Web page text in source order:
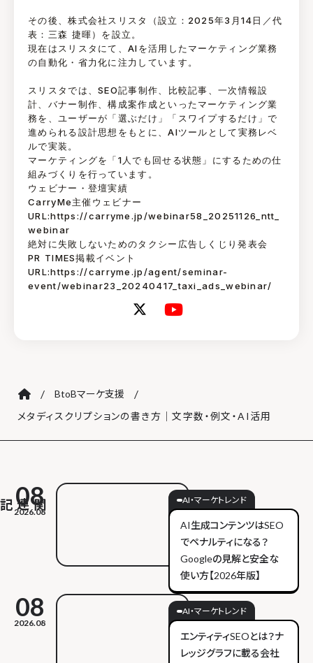
その後、株式会社スリスタ（設立：2025年3月14日／代
表：三森 捷暉）を設立。
現在はスリスタにて、AIを活用したマーケティング業務
の自動化・省力化に注力しています。
スリスタでは、SEO記事制作、比較記事、一次情報設
計、バナー制作、構成案作成といったマーケティング業
務を、ユーザーが「選ぶだけ」「スワイプするだけ」で
進められる設計思想をもとに、AIツールとして実務レベ
ルで実装。
マーケティングを「1人でも回せる状態」にするための仕
組みづくりを行っています。
ウェビナー・登壇実績
CarryMe主催ウェビナー
URL:https://carryme.jp/webinar58_20251126_ntt_
webinar
絶対に失敗しないためのタクシー広告しくじり発表会
PR TIMES掲載イベント
URL:https://carryme.jp/agent/seminar-
event/webinar23_20240417_taxi_ads_webinar/
/ BtoBマーケ支援 /
メタディスクリプションの書き方｜文字数・例文・AI活用
08
2026.08
AI・マーケトレンド
AI生成コンテンツはSEO
でペナルティになる？
Googleの見解と安全な
使い方【2026年版】
08
2026.08
AI・マーケトレンド
エンティティSEOとは？ナ
レッジグラフに載る会社